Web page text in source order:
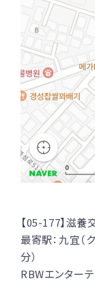
【05-177】滋
最寄駅：九宜（
分）
RBWエンター